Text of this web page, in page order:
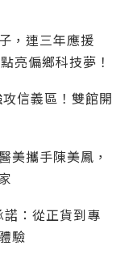
，連三年應援
亮偏鄉科技夢！
信義區！雙館開
美攜手陳美鳳，
：從正貨到專
驗